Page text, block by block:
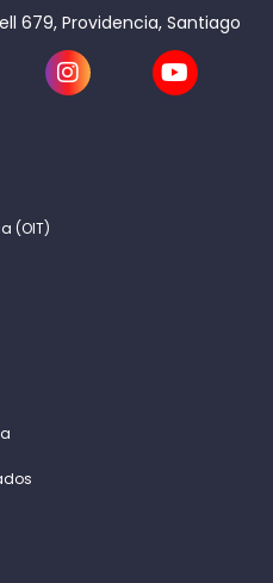
679, Providencia, Santiago
(OIT)